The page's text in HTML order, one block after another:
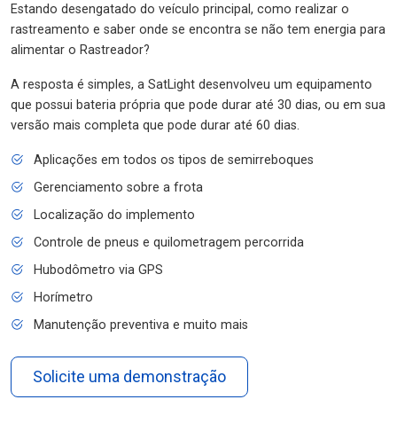
Estando desengatado do veículo principal, como realizar o
rastreamento e saber onde se encontra se não tem energia para
alimentar o Rastreador?
A resposta é simples, a SatLight desenvolveu um equipamento
que possui bateria própria que pode durar até 30 dias, ou em sua
versão mais completa que pode durar até 60 dias.
Aplicações em todos os tipos de semirreboques
Gerenciamento sobre a frota
Localização do implemento
Controle de pneus e quilometragem percorrida
Hubodômetro via GPS
Horímetro
Manutenção preventiva e muito mais
Solicite uma demonstração